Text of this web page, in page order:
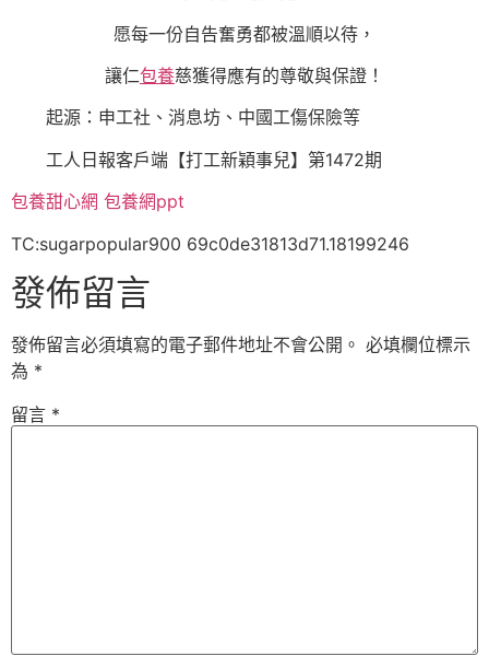
愿每一份自告奮勇都被溫順以待，
讓仁包養慈獲得應有的尊敬與保證！
起源：申工社、消息坊、中國工傷保險等
工人日報客戶端【打工新穎事兒】第1472期
包養甜心網 包養網ppt
TC:sugarpopular900 69c0de31813d71.18199246
發佈留言
發佈留言必須填寫的電子郵件地址不會公開。 必填欄位標示
為 *
留言 *